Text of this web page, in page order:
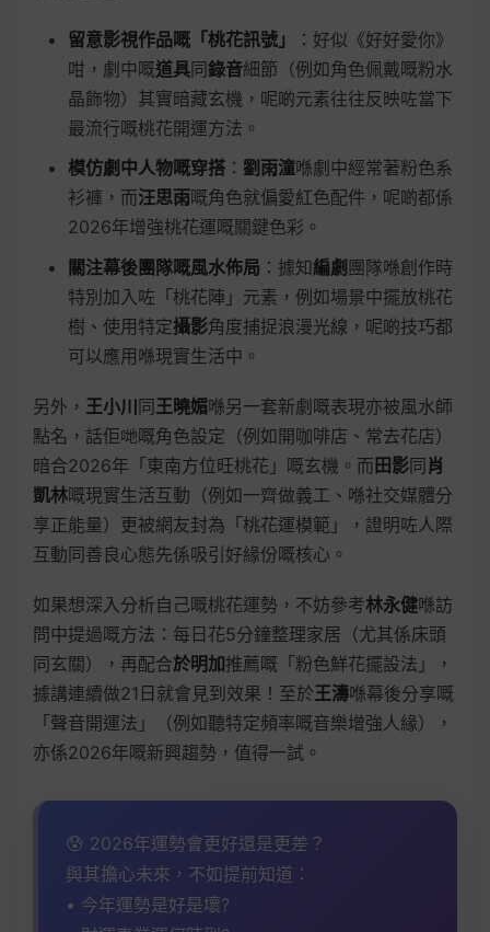
留意影視作品嘅「桃花訊號」
：好似《好好愛你》
咁，劇中嘅道具同錄音細節（例如角色佩戴嘅粉水
晶飾物）其實暗藏玄機，呢啲元素往往反映咗當下
最流行嘅桃花開運方法。
模仿劇中人物嘅穿搭 ： 劉雨潼喺劇中經常著粉色系
衫褲，而汪思雨嘅角色就偏愛紅色配件，呢啲都係
2026年增強桃花運嘅關鍵色彩。
關注幕後團隊嘅風水佈局 ：據知編劇 團隊喺創作時
特別加入咗「桃花陣」元素，例如場景中擺放桃花
樹、使用特定攝影角度捕捉浪漫光線，呢啲技巧都
可以應用喺現實生活中。
另外， 王小川同王曉媚喺另一套新劇嘅表現亦被風水師
點名，話佢哋嘅角色設定（例如開咖啡店、常去花店）
暗合2026年「東南方位旺桃花」嘅玄機。而 田影同肖
凱林嘅現實生活互動（例如一齊做義工、喺社交媒體分
享正能量）更被網友封為「桃花運模範」，證明咗人際
互動同善良心態先係吸引好緣份嘅核心。
如果想深入分析自己嘅桃花運勢，不妨參考林永健喺訪
問中提過嘅方法：每日花5分鐘整理家居（尤其係床頭
同玄關），再配合於明加推薦嘅「粉色鮮花擺設法」，
據講連續做21日就會見到效果！至於王濤喺幕後分享嘅
「聲音開運法」（例如聽特定頻率嘅音樂增強人緣），
亦係2026年嘅新興趨勢，值得一試。
😰 2026年運勢會更好還是更差？
與其擔心未來，不如提前知道：
• 今年運勢是好是壞?